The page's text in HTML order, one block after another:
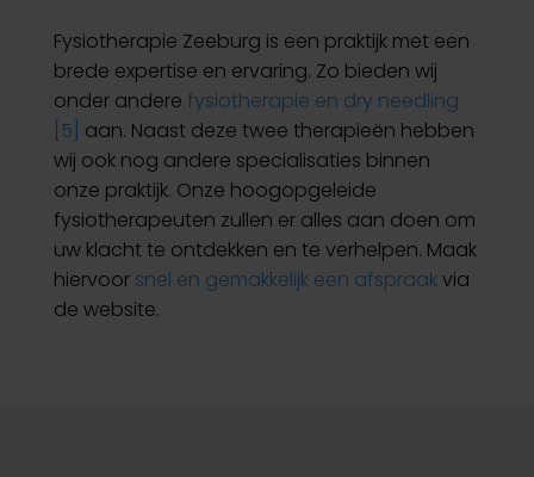
Fysiotherapie Zeeburg is een praktijk met een
brede expertise en ervaring. Zo bieden wij
onder andere fysiotherapie en dry needling
[5] aan. Naast deze twee therapieën hebben
wij ook nog andere specialisaties binnen
onze praktijk. Onze hoogopgeleide
fysiotherapeuten zullen er alles aan doen om
uw klacht te ontdekken en te verhelpen. Maak
hiervoor snel en gemakkelijk een afspraakvia
de website.